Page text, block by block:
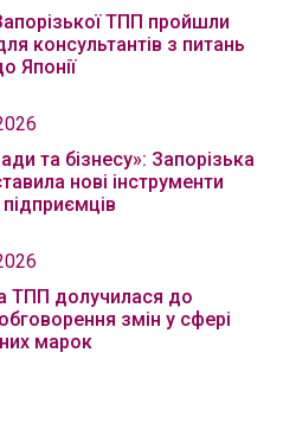
ТПП пройшли
консультантів з питань
Японії
та бізнесу»: Запорізька
нові інструменти
ТПП долучилася до
змін у сфері
марок